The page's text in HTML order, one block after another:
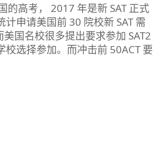
的高考， 2017 年是新 SAT 正式
申请美国前 30 院校新 SAT 需
国名校很多提出要求参加 SAT2
校选择参加。而冲击前 50ACT 要